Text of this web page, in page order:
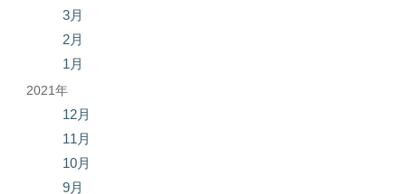
3月
2月
1月
2021年
12月
11月
10月
9月